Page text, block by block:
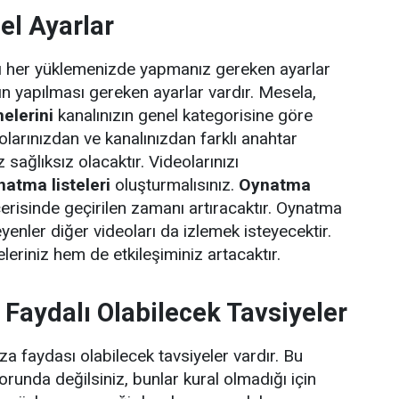
Ayarlar
her yüklemenizde yapmanız gereken ayarlar
yapılması gereken ayarlar vardır. Mesela,
kanalınızın genel kategorisine göre
ve kanalınızdan farklı anahtar
olacaktır. Videolarınızı
listeleri oluşturmalısınız. Oynatma
geçirilen zamanı artıracaktır. Oynatma
diğer videoları da izlemek isteyecektir.
hem de etkileşiminiz artacaktır.
Olabilecek Tavsiyeler
faydası olabilecek tavsiyeler vardır. Bu
değilsiniz, bunlar kural olmadığı için